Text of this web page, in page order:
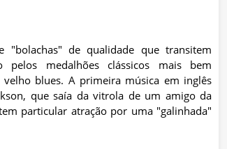
"bolachas" de qualidade que transitem
pelos medalhões clássicos mais bem
blues. A primeira música em inglês
que saía da vitrola de um amigo da
particular atração por uma "galinhada"